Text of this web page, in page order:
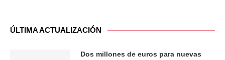
ÚLTIMA ACTUALIZACIÓN
Dos millones de euros para nuevas